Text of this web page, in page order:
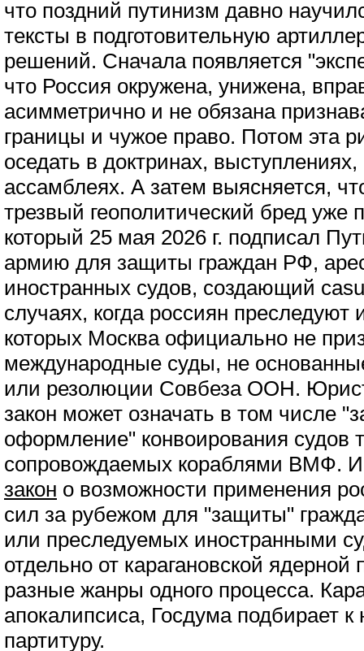
что поздний путинизм давно
тексты в подготовительную
решений. Сначала появляется
что Россия окружена, унижена,
асимметрично и не обязана
границы и чужое право. Потом эта
оседать в доктринах, выступлениях,
ассамблеях. А затем выясняется,
трезвый геополитический бред уже
который 25 мая 2026 г. подписал
армию для защиты граждан РФ,
иностранных судов, создающий
случаях, когда россиян
которых Москва официально не
международные суды, не
или резолюции Совбеза ООН.
закон может означать в том числе
оформление" конвоирования судов
сопровождаемых кораблями ВМФ.
закон о возможности применения
сил за рубежом для "защиты"
или преследуемых иностранными
отдельно от карагановской
разные жанры одного процесса.
апокалипсиса, Госдума подбирает
партитуру.